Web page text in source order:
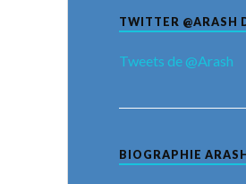
TWITTER @ARASH
Tweets de @Arash
BIOGRAPHIE